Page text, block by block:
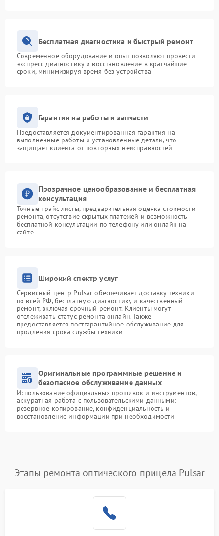
Бесплатная диагностика и быстрый ремонт
Современное оборудование и опыт позволяют провести
экспресс-диагностику и восстановление в кратчайшие
сроки, минимизируя время без устройства
Гарантия на работы и запчасти
Предоставляется документированная гарантия на
выполненные работы и установленные детали, что
защищает клиента от повторных неисправностей
Прозрачное ценообразование и бесплатная
консультация
Точные прайс-листы, предварительная оценка стоимости
ремонта, отсутствие скрытых платежей и возможность
бесплатной консультации по телефону или онлайн на
сайте
Широкий спектр услуг
Сервисный центр Pulsar обеспечивает доставку техники
по всей РФ, бесплатную диагностику и качественный
ремонт, включая срочный ремонт. Клиенты могут
отслеживать статус ремонта онлайн. Также
предоставляется постгарантийное обслуживание для
продления срока службы техники
Оригинальные программные решение и
безопасное обслуживание данных
Использование официальных прошивок и инструментов,
аккуратная работа с пользовательскими данными:
резервное копирование, конфиденциальность и
восстановление информации при необходимости
Этапы ремонта оптического прицела Pulsar